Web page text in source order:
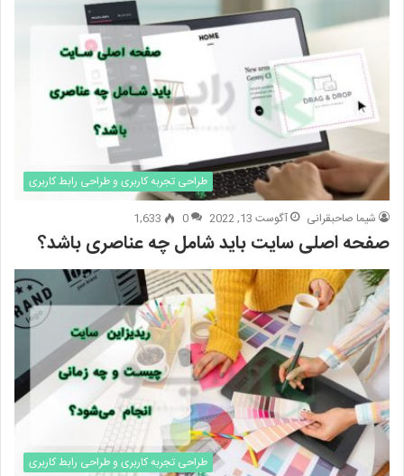
طراحی تجربه کاربری و طراحی رابط کاربری
شیما صاحبقرانی آگوست 13, 2022 0
1,633
صفحه اصلی سایت باید شامل چه عناصری باشد؟
طراحی تجربه کاربری و طراحی رابط کاربری